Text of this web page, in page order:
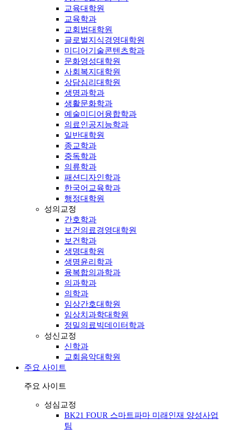
교육대학원
교육학과
교회법대학원
글로벌지식경영대학원
미디어기술콘텐츠학과
문화영성대학원
사회복지대학원
상담심리대학원
생명과학과
생활문화학과
예술미디어융합학과
의료인공지능학과
일반대학원
종교학과
중독학과
의류학과
패션디자인학과
한국어교육학과
행정대학원
성의교정
간호학과
보건의료경영대학원
보건학과
생명대학원
생명윤리학과
융복합의과학과
의과학과
의학과
임상간호대학원
임상치과학대학원
정밀의료빅데이터학과
성신교정
신학과
교회음악대학원
주요 사이트
주요 사이트
성심교정
BK21 FOUR 스마트파마 미래인재 양성사업
팀